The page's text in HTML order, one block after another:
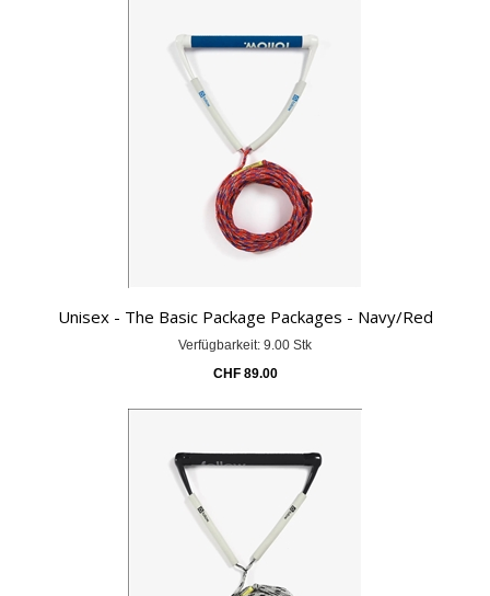
Unisex - The Basic Package Packages - Navy/Red
Verfügbarkeit: 9.00 Stk
CHF89.00